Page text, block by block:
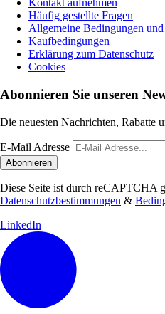
Kontakt aufnehmen
Häufig gestellte Fragen
Allgemeine Bedingungen
Kaufbedingungen
Erklärung zum Datenschutz
Cookies
Abonnieren Sie unseren
Die neuesten Nachrichten, Rabatte
E-Mail Adresse
Abonnieren
Diese Seite ist durch reCAPTCHA
Datenschutzbestimmungen &
LinkedIn